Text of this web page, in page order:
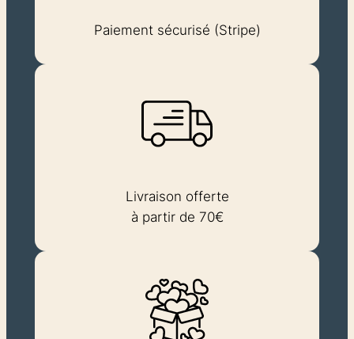
Paiement sécurisé (Stripe)
Livraison offerte
à partir de 70€